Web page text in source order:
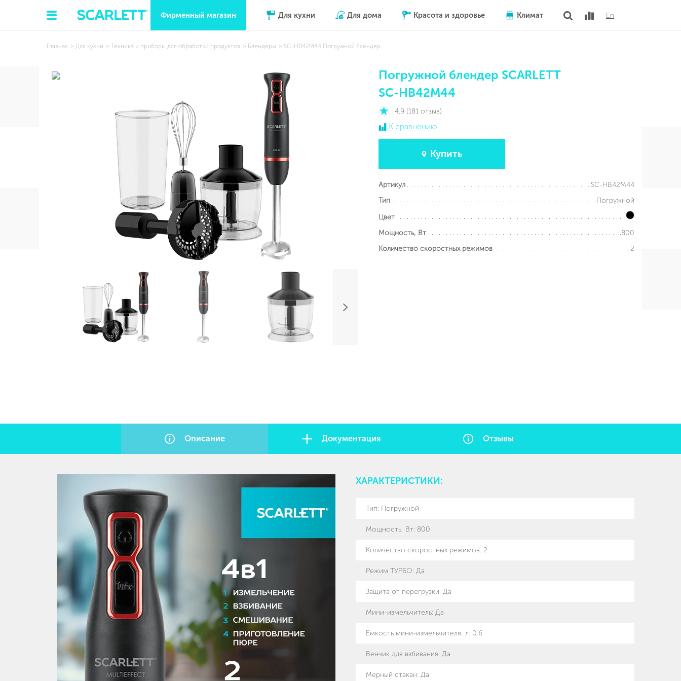
Фирменный магазин Для кухни Для дома Красота и здоровье Климат En
Главная Для кухни Техника и приборы для обработки продуктов Блендеры SC-HB42M44 Погружной блендер
Погружной блендер SCARLETT
SC-HB42M44
4.9 (181 отзыв)
К сравнению
Купить
Артикул
SC-HB42M44
Тип
Погружной
Цвет
Мощность, Вт
800
Количество скоростных режимов
2
Описание Документация Отзывы
ХАРАКТЕРИСТИКИ:
Тип: Погружной
Мощность, Вт: 800
Количество скоростных режимов: 2
Режим ТУРБО: Да
Защита от перегрузки: Да
Мини-измельчитель: Да
Емкость мини-измельчителя, л: 0.6
Венчик для взбивания: Да
Мерный стакан: Да